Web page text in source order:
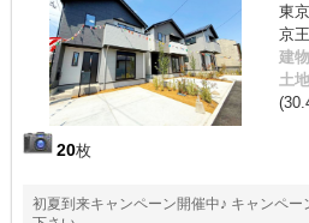
20枚
東
京
建
土
初夏到来キャンペーン開催中♪ キャンペ